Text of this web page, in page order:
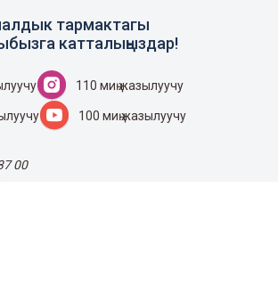
тармактагы
катталыңыздар!
110 миң жазылуучу
100 миң жазылуучу
00